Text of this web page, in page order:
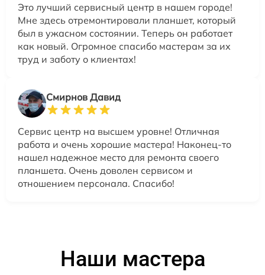
Это лучший сервисный центр в нашем городе!
Мне здесь отремонтировали планшет, который
был в ужасном состоянии. Теперь он работает
как новый. Огромное спасибо мастерам за их
труд и заботу о клиентах!
Смирнов Давид
Сервис центр на высшем уровне! Отличная
работа и очень хорошие мастера! Наконец-то
нашел надежное место для ремонта своего
планшета. Очень доволен сервисом и
отношением персонала. Спасибо!
Наши мастера